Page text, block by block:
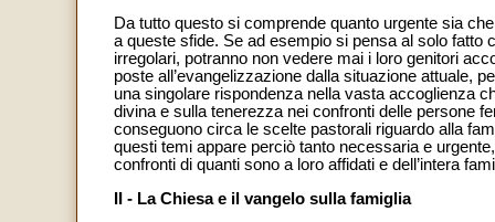
Da tutto questo si comprende quanto urgente sia
a queste sfide. Se ad esempio si pensa al solo fatto
irregolari, potranno non vedere mai i loro genitori
poste all’evangelizzazione dalla situazione attuale,
una singolare rispondenza nella vasta accoglienza
divina e sulla tenerezza nei confronti delle persone
conseguono circa le scelte pastorali riguardo alla
questi temi appare perciò tanto necessaria e
confronti di quanti sono a loro affidati e dell’intera
II - La Chiesa e il vangelo sulla famiglia